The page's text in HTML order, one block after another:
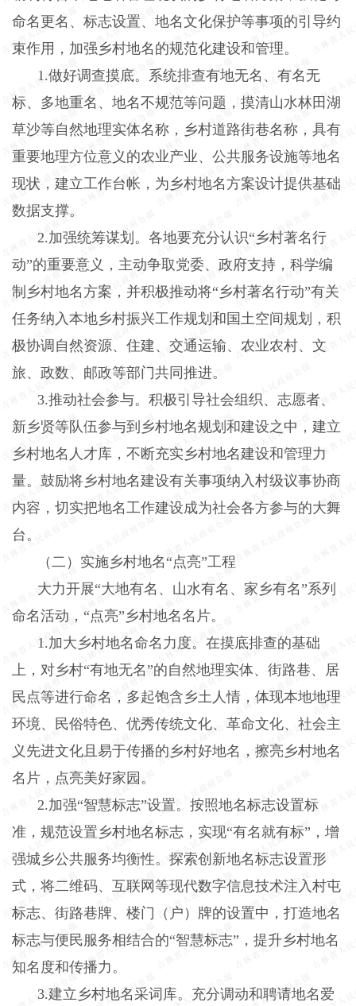
命名更名、标志设置、地名文化保护等事项的引导约
束作用，加强乡村地名的规范化建设和管理。
1.做好调查摸底。系统排查有地无名、有名无
标、多地重名、地名不规范等问题，摸清山水林田湖
草沙等自然地理实体名称，乡村道路街巷名称，具有
重要地理方位意义的农业产业、公共服务设施等地名
现状，建立工作台帐，为乡村地名方案设计提供基础
数据支撑。
2.加强统筹谋划。各地要充分认识“乡村著名行
动”的重要意义，主动争取党委、政府支持，科学编
制乡村地名方案，并积极推动将“乡村著名行动”有关
任务纳入本地乡村振兴工作规划和国土空间规划，积
极协调自然资源、住建、交通运输、农业农村、文
旅、政数、邮政等部门共同推进。
3.推动社会参与。积极引导社会组织、志愿者、
新乡贤等队伍参与到乡村地名规划和建设之中，建立
乡村地名人才库，不断充实乡村地名建设和管理力
量。鼓励将乡村地名建设有关事项纳入村级议事协商
内容，切实把地名工作建设成为社会各方参与的大舞
台。
（二）实施乡村地名“点亮”工程
大力开展“大地有名、山水有名、家乡有名”系列
命名活动，“点亮”乡村地名名片。
1.加大乡村地名命名力度。在摸底排查的基础
上，对乡村“有地无名”的自然地理实体、街路巷、居
民点等进行命名，多起饱含乡土人情，体现本地地理
环境、民俗特色、优秀传统文化、革命文化、社会主
义先进文化且易于传播的乡村好地名，擦亮乡村地名
名片，点亮美好家园。
2.加强“智慧标志”设置。按照地名标志设置标
准，规范设置乡村地名标志，实现“有名就有标”，增
强城乡公共服务均衡性。探索创新地名标志设置形
式，将二维码、互联网等现代数字信息技术注入村屯
标志、街路巷牌、楼门（户）牌的设置中，打造地名
标志与便民服务相结合的“智慧标志”，提升乡村地名
知名度和传播力。
3.建立乡村地名采词库。充分调动和聘请地名爱